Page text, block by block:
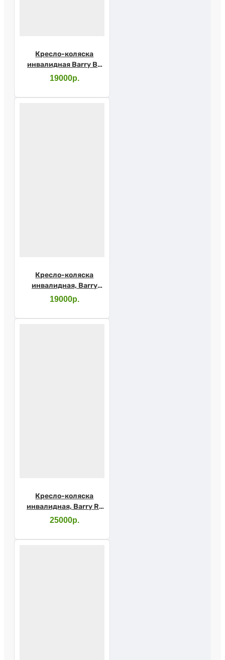
Кресло-коляска
инвалидная Barry В3
46см
19000р.
Кресло-коляска
инвалидная, Barry
B3,1618С0303S, 43см
19000р.
Кресло-коляска
инвалидная, Barry R1
(43см)
25000р.